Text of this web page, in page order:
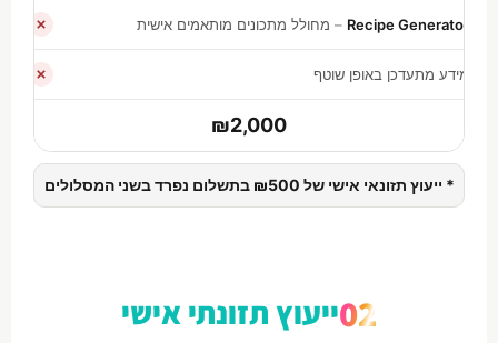
Recipe Generator – מחולל מתכונים מותאמים אישית
מידע מתעדכן באופן שוטף
₪2,000
* ייעוץ תזונאי אישי של ₪500 בתשלום נפרד בשני המסלולים
02ייעוץ תזונתי אישי